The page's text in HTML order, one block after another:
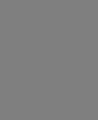
integritu a výkon